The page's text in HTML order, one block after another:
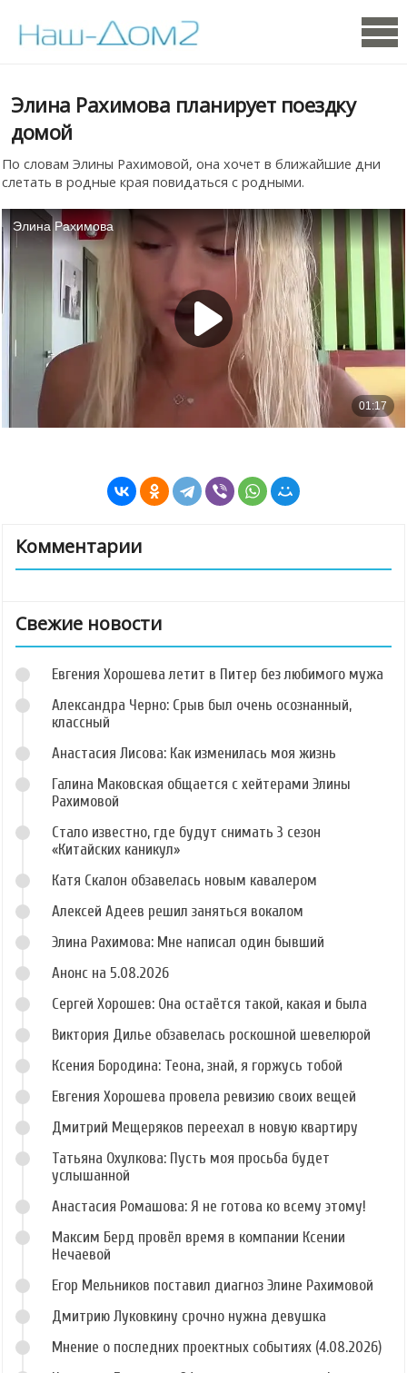
Элина Рахимова планирует поездку
домой
По словам Элины Рахимовой, она хочет в ближайшие дни
слетать в родные края повидаться с родными.
Комментарии
Свежие новости
Евгения Хорошева летит в Питер без любимого мужа
Александра Черно: Срыв был очень осознанный,
классный
Анастасия Лисова: Как изменилась моя жизнь
Галина Маковская общается с хейтерами Элины
Рахимовой
Стало известно, где будут снимать 3 сезон
«Китайских каникул»
Катя Скалон обзавелась новым кавалером
Алексей Адеев решил заняться вокалом
Элина Рахимова: Мне написал один бывший
Анонс на 5.08.2026
Сергей Хорошев: Она остаётся такой, какая и была
Виктория Дилье обзавелась роскошной шевелюрой
Ксения Бородина: Теона, знай, я горжусь тобой
Евгения Хорошева провела ревизию своих вещей
Дмитрий Мещеряков переехал в новую квартиру
Татьяна Охулкова: Пусть моя просьба будет
услышанной
Анастасия Ромашова: Я не готова ко всему этому!
Максим Берд провёл время в компании Ксении
Нечаевой
Егор Мельников поставил диагноз Элине Рахимовой
Дмитрию Луковкину срочно нужна девушка
Мнение о последних проектных событиях (4.08.2026)